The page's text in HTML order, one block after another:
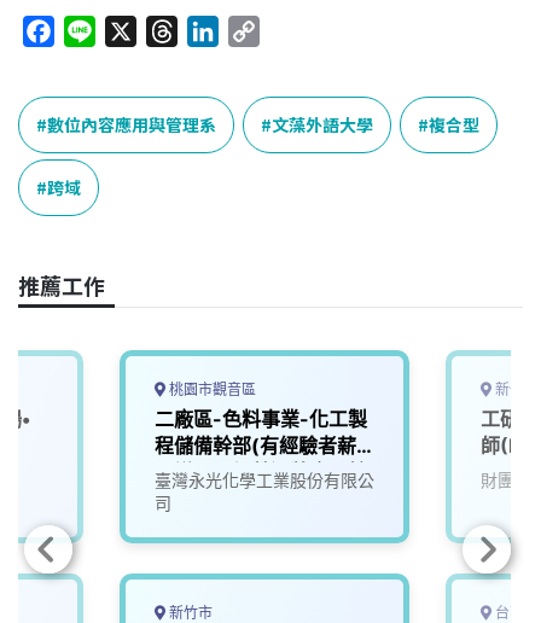
c
e
b
o
o
n
e
r
e
a
n
e
p
y
L
數位內容應用與管理系 文藻外語大學 複合型
跨域
推薦工作
•
桃園市觀音區
二廠區-色料事業-化工製
程儲備幹部(有經驗者薪
另議，另加營運獎金、輪
班津貼、週休二日)(提供
臺灣永光化學工業股份有限公
司
新竹市
新竹
工研
師
財團法
台南